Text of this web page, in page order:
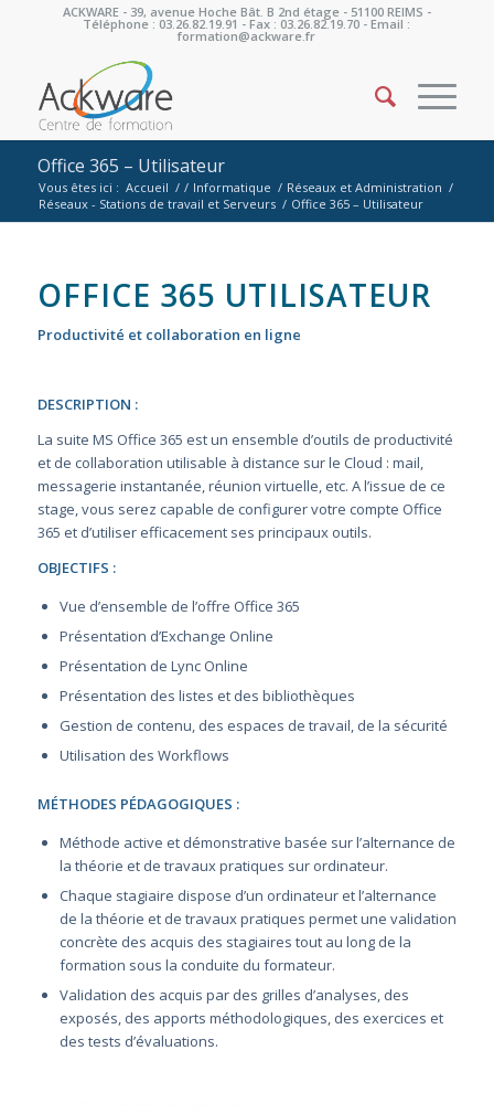
ACKWARE - 39, avenue Hoche Bât. B 2nd étage - 51100 REIMS -
Téléphone : 03.26.82.19.91 - Fax : 03.26.82.19.70 - Email :
formation@ackware.fr
Office 365 – Utilisateur
Vous êtes ici : Accueil / / Informatique / Réseaux et Administration /
Réseaux - Stations de travail et Serveurs / Office 365 – Utilisateur
OFFICE 365 UTILISATEUR
Productivité et collaboration en ligne
DESCRIPTION :
La suite MS Office 365 est un ensemble d’outils de productivité
et de collaboration utilisable à distance sur le Cloud : mail,
messagerie instantanée, réunion virtuelle, etc. A l’issue de ce
stage, vous serez capable de configurer votre compte Office
365 et d’utiliser efficacement ses principaux outils.
OBJECTIFS :
Vue d’ensemble de l’offre Office 365
Présentation d’Exchange Online
Présentation de Lync Online
Présentation des listes et des bibliothèques
Gestion de contenu, des espaces de travail, de la sécurité
Utilisation des Workflows
MÉTHODES PÉDAGOGIQUES :
Méthode active et démonstrative basée sur l’alternance de
la théorie et de travaux pratiques sur ordinateur.
Chaque stagiaire dispose d’un ordinateur et l’alternance
de la théorie et de travaux pratiques permet une validation
concrète des acquis des stagiaires tout au long de la
formation sous la conduite du formateur.
Validation des acquis par des grilles d’analyses, des
exposés, des apports méthodologiques, des exercices et
des tests d’évaluations.